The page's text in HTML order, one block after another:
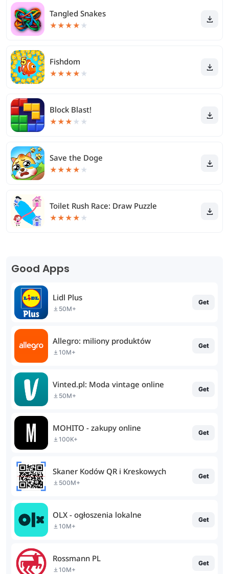
Tangled Snakes
★★★★ ★
Fishdom
★★★★ ★
Block Blast!
★★★ ★ ★
Save the Doge
★★★★ ★
Toilet Rush Race: Draw Puzzle
★★★★ ★
Good Apps
Lidl Plus
50M+
Get
Allegro: miliony produktów
10M+
Get
Vinted.pl: Moda vintage online
50M+
Get
MOHITO - zakupy online
100K+
Get
Skaner Kodów QR i Kreskowych
500M+
Get
OLX - ogłoszenia lokalne
10M+
Get
Rossmann PL
10M+
Get